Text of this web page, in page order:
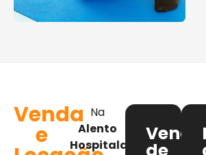
Venda
e
Na
Alento
Hospitalar
Venda